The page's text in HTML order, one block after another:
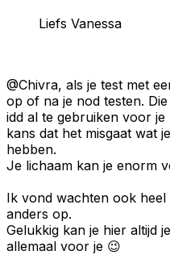
Liefs Vanessa
@Chivra, als je test met
op of na je nod testen.
idd al te gebruiken voor
kans dat het misgaat wat
hebben.
Je lichaam kan je enorm
Ik vond wachten ook
anders op.
Gelukkig kan je hier altijd
allemaal voor je 😉